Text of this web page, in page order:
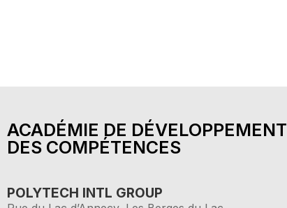
ACADÉMIE DE DÉVELOPPEMENT
DES COMPÉTENCES
POLYTECH INTL GROUP